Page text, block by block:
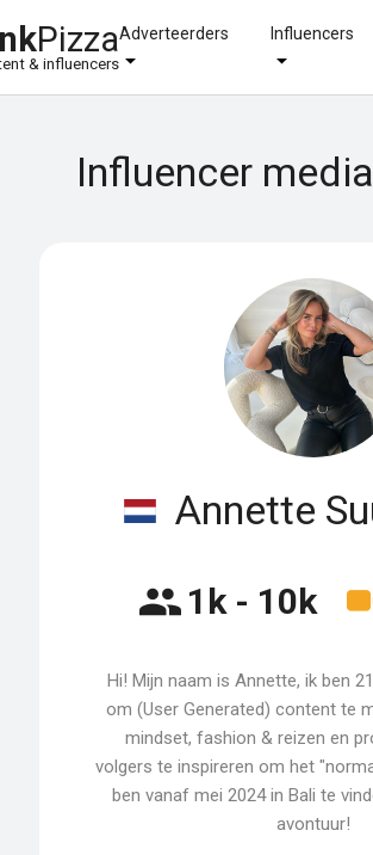
Pizza
& influencers
Adverteerders Influencers
Influencer
Annette
1k - 10k
Hi! Mijn naam is Annette, ik ben
om (User Generated) content te
mindset, fashion & reizen en
volgers te inspireren om het
ben vanaf mei 2024 in Bali te
avontuur!